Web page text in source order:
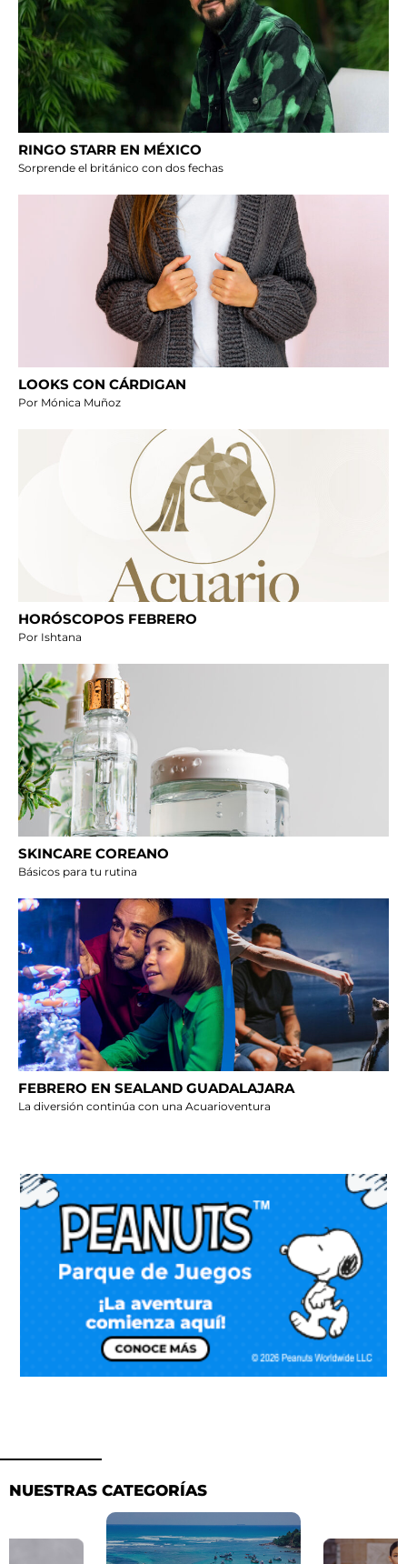
RINGO STARR EN MÉXICO
Sorprende el británico con dos fechas
LOOKS CON CÁRDIGAN
Por Mónica Muñoz
HORÓSCOPOS FEBRERO
Por Ishtana
SKINCARE COREANO
Básicos para tu rutina
FEBRERO EN SEALAND GUADALAJARA
La diversión continúa con una Acuarioventura
NUESTRAS CATEGORÍAS